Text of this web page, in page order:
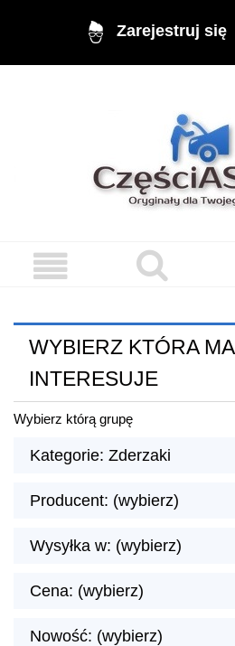
Zarejestruj się
WYBIERZ KTÓRA
INTERESUJE
Wybierz którą grupę
Kategorie: Zderzaki
Producent: (wybierz)
Wysyłka w: (wybierz)
Cena: (wybierz)
Nowość: (wybierz)